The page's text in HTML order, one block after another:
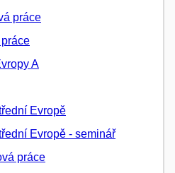
práce
A
Evropě
Evropě - seminář
práce